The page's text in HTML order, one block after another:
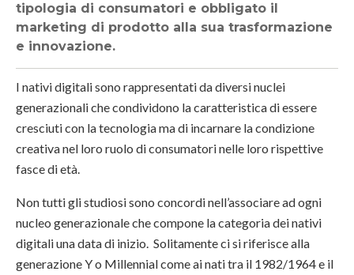
tipologia di consumatori e obbligato il
marketing di prodotto alla sua trasformazione
e innovazione.
I nativi digitali sono rappresentati da diversi nuclei
generazionali che condividono la caratteristica di essere
cresciuti con la tecnologia ma di incarnare la condizione
creativa nel loro ruolo di consumatori nelle loro rispettive
fasce di età.
Non tutti gli studiosi sono concordi nell’associare ad ogni
nucleo generazionale che compone la categoria dei nativi
digitali una data di inizio. Solitamente ci si riferisce alla
generazione Y o Millennial come ai nati tra il 1982/1964 e il